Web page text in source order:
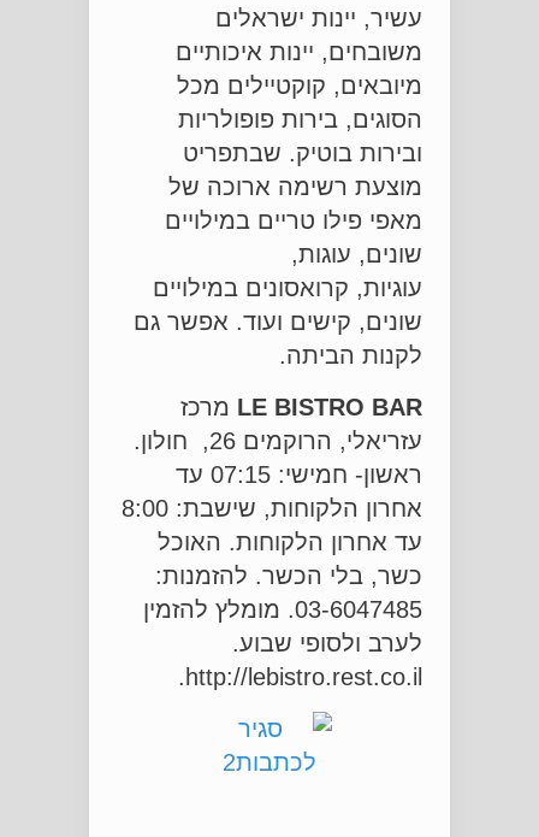
עשיר, יינות ישראלים
משובחים, יינות איכותיים
מיובאים, קוקטיילים מכל
הסוגים, בירות פופולריות
ובירות בוטיק. שבתפריט
מוצעת רשימה ארוכה של
מאפי פילו טריים במילויים
שונים, עוגות,
עוגיות, קרואסונים במילויים
שונים, קישים ועוד. אפשר גם
לקנות הביתה.
LE BISTRO BAR מרכז
עזריאלי, הרוקמים 26, חולון.
ראשון- חמישי: 07:15 עד
אחרון הלקוחות, שישבת: 8:00
עד אחרון הלקוחות. האוכל
כשר, בלי הכשר. להזמנות:
03-6047485. מומלץ להזמין
לערב ולסופי שבוע.
http://lebistro.rest.co.il.